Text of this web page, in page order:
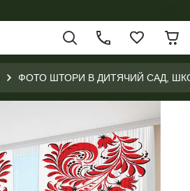
ФОТО ШТОРИ В ДИТЯЧИЙ САД,